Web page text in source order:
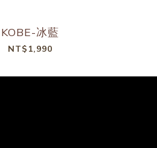
KOBE-冰藍
NT$1,990